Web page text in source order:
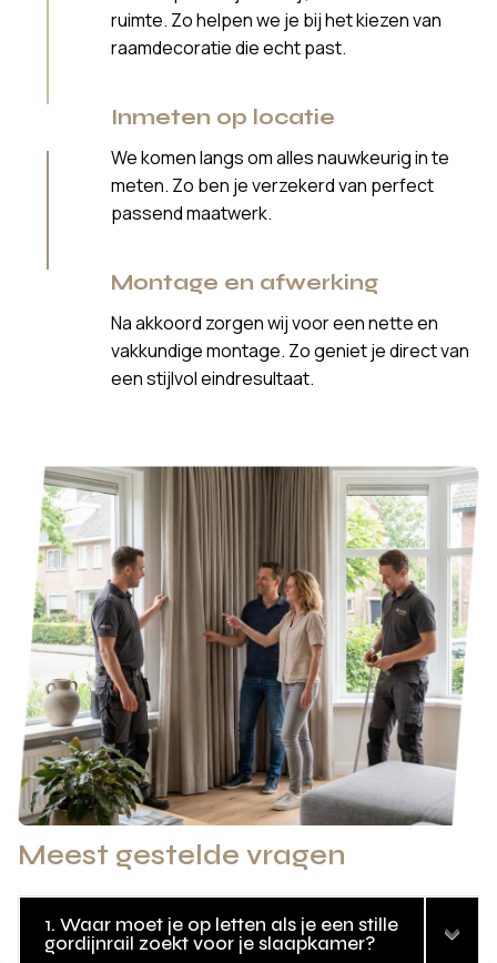
ruimte. Zo helpen we je bij het kiezen van
raamdecoratie die echt past.
Inmeten op locatie
We komen langs om alles nauwkeurig in te
meten. Zo ben je verzekerd van perfect
passend maatwerk.
Montage en afwerking
Na akkoord zorgen wij voor een nette en
vakkundige montage. Zo geniet je direct van
een stijlvol eindresultaat.
Meest gestelde vragen
1. Waar moet je op letten als je een stille
gordijnrail zoekt voor je slaapkamer?